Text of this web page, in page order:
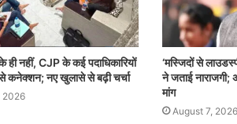
ही नहीं, CJP के कई पदाधिकारियों
कनेक्शन; नए खुलासे से बढ़ी चर्चा
2026
‘मस्जिदों से
ने जताई नाराजगी;
मांग
August 7, 2026